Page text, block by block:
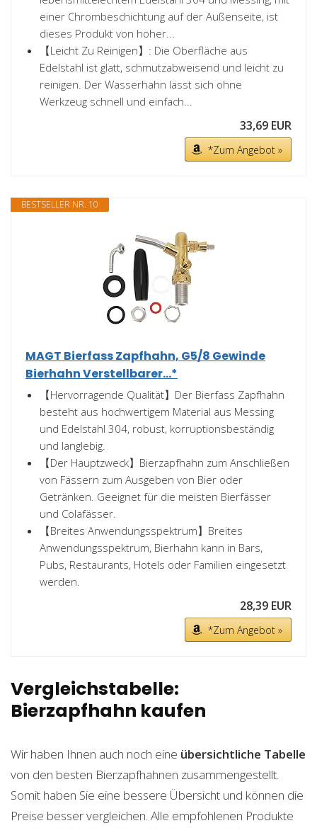
einer Chrombeschichtung auf der Außenseite, ist
dieses Produkt von hoher...
【Leicht Zu Reinigen】: Die Oberfläche aus
Edelstahl ist glatt, schmutzabweisend und leicht zu
reinigen. Der Wasserhahn lässt sich ohne
Werkzeug schnell und einfach...
33,69 EUR
*Zum Angebot »
BESTSELLER NR. 10
MAGT Bierfass Zapfhahn, G5/8 Gewinde
Bierhahn Verstellbarer...*
【Hervorragende Qualität】Der Bierfass Zapfhahn
besteht aus hochwertigem Material aus Messing
und Edelstahl 304, robust, korruptionsbeständig
und langlebig.
【Der Hauptzweck】Bierzapfhahn zum Anschließen
von Fässern zum Ausgeben von Bier oder
Getränken. Geeignet für die meisten Bierfässer
und Colafässer.
【Breites Anwendungsspektrum】Breites
Anwendungsspektrum, Bierhahn kann in Bars,
Pubs, Restaurants, Hotels oder Familien eingesetzt
werden.
28,39 EUR
*Zum Angebot »
Vergleichstabelle:
Bierzapfhahn kaufen
Wir haben Ihnen auch noch eine übersichtliche Tabelle
von den besten Bierzapfhahnen zusammengestellt.
Somit haben Sie eine bessere Übersicht und können die
Preise besser vergleichen. Alle empfohlenen Produkte